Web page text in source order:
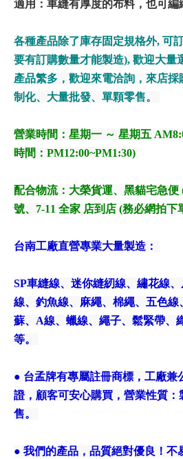
適用：車縫有厚度的布料，也可編
各種產品除了庫存固定規格外, 可
要有訂購數量才能製造), 歡迎大量
產品繁多，歡迎來電洽詢，來店
制化、大量批發、單顆零售。
營業時間：星期一 ～ 星期五
時間：PM12:00~PM1:30)
配合物流：大榮貨運、黑貓宅急便
號、7-11 全家 店到店 (務必網拍下
台南工廠直營專業大量製造：
SP車縫線、迷你縫紉線、繡花線
線、釣魚線、麻繩、棉繩、五色
蘇、A線、蠟線、繩子、鬆緊帶、
等。
● 台孟牌有專屬註冊商標，工廠兼
證，顧客可安心購買，營業性質
售。
● 我們的產品，品質絕對優良！不